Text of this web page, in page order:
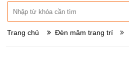
Trang chủ Đèn mâm trang trí